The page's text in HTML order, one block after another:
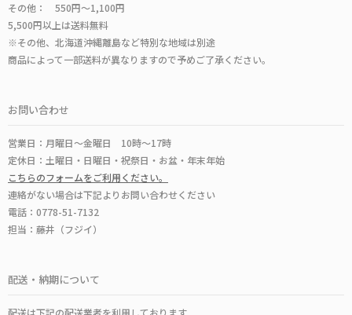
その他： 550円～1,100円
5,500円以上は送料無料
※その他、北海道沖縄離島など特別な地域は別途
商品によって一部送料が異なりますので予めご了承ください。
お問い合わせ
営業日：月曜日～金曜日 10時～17時
定休日：土曜日・日曜日・祝祭日・お盆・年末年始
こちらのフォームをご利用ください。
連絡がない場合は下記よりお問い合わせください
電話：0778-51-7132
担当：藤井（フジイ）
配送・納期について